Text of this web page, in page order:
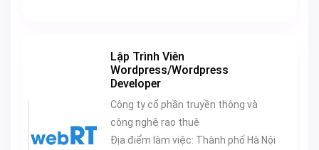
Lập Trình Viên
Wordpress/Wordpress
Developer
Công ty cổ phần truyền thông và
công nghệ rao thuê
Địa điểm làm việc: Thành phố Hà Nội